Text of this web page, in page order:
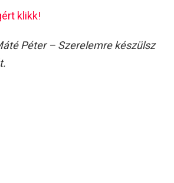
klikk!
Péter – Szerelemre készülsz